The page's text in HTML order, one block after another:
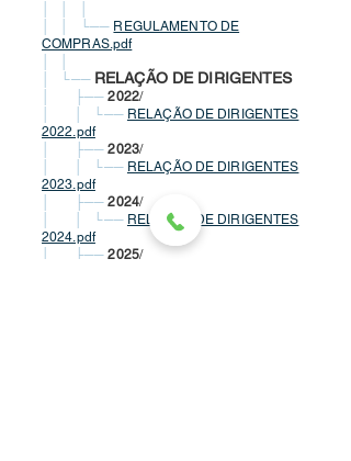
│ │ └── REGULAMENTO DE
COMPRAS.pdf
│ └── RELAÇÃO DE DIRIGENTES
│ ├── 2022/
│ │ └── RELAÇÃO DE DIRIGENTES
2022.pdf
│ ├── 2023/
│ │ └── RELAÇÃO DE DIRIGENTES
2023.pdf
│ ├── 2024/
│ │ └── RELAÇÃO DE DIRIGENTES
2024.pdf
│ ├── 2025/